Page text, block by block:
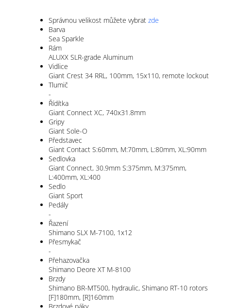
Správnou velikost můžete vybrat zde
Barva
Sea Sparkle
Rám
ALUXX SLR-grade Aluminum
Vidlice
Giant Crest 34 RRL, 100mm, 15x110, remote lockout
Tlumič
-
Řídítka
Giant Connect XC, 740x31.8mm
Gripy
Giant Sole-O
Představec
Giant Contact S:60mm, M:70mm, L:80mm, XL:90mm
Sedlovka
Giant Connect, 30.9mm S:375mm, M:375mm,
L:400mm, XL:400
Sedlo
Giant Sport
Pedály
-
Řazení
Shimano SLX M-7100, 1x12
Přesmykač
-
Přehazovačka
Shimano Deore XT M-8100
Brzdy
Shimano BR-MT500, hydraulic, Shimano RT-10 rotors
[F]180mm, [R]160mm